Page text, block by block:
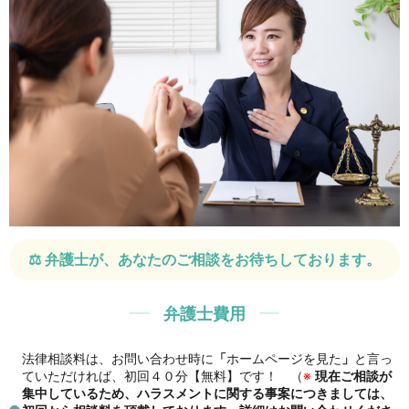
⚖️ 弁護士が、あなたのご相談をお待ちしております。
弁護士費用
法律相談料は、お問い合わせ時に 「ホームページを見た 」 と言っ
ていただければ、初回４０分【無料】です！ （※ 現在ご相談が
集中しているため、ハラスメントに関する事案につきましては、